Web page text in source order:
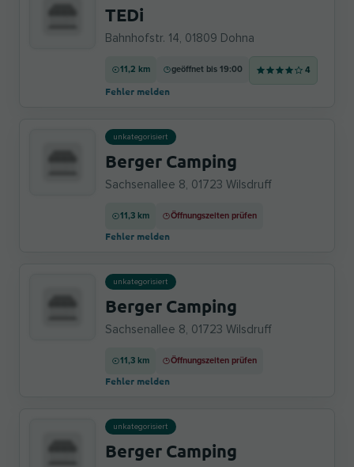
TEDi
Bahnhofstr. 14, 01809 Dohna
11,2 km geöffnet bis 19:00 4
Fehler melden
unkategorisiert
Berger Camping
Sachsenallee 8, 01723 Wilsdruff
11,3 km Öffnungszeiten prüfen
Fehler melden
unkategorisiert
Berger Camping
Sachsenallee 8, 01723 Wilsdruff
11,3 km Öffnungszeiten prüfen
Fehler melden
unkategorisiert
Berger Camping